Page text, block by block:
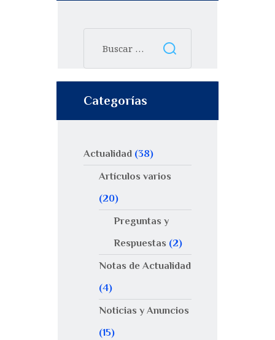
Categorías
Actualidad (38)
Artículos varios
(20)
Preguntas y
Respuestas (2)
Notas de Actualidad
(4)
Noticias y Anuncios
(15)